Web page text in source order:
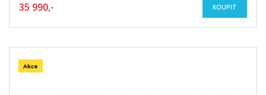
35 990,- KOUPIT
Akce